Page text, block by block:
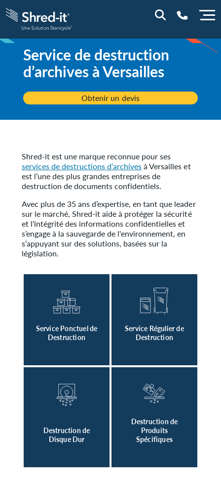
0800 844 848
Service de destruction
d’archives àVersailles
Obtenir un devis
Shred-it est une marque reconnue pour ses
services de destructions d’archivesà Versailles et
est l’une des plus grandes entreprises de
destruction de documents confidentiels.
Avec plus de 35 ans d’expertise, en tant que leader
sur le marché, Shred-it aide à protéger la sécurité
et l'intégrité des informations confidentielles et
s’engage à la sauvegarde de l'environnement, en
s’appuyant sur des solutions, basées sur la
législation.
Service Ponctuel de
Destruction
Service Régulier de
Destruction
Destruction de
Disque Dur
Destruction de
Produits
Spécifiques